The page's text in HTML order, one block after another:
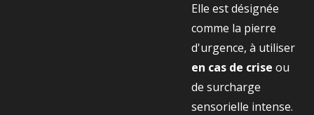
Elle est désignée
comme la pierre
d'urgence, à utiliser
en cas de crise ou
de surcharge
sensorielle intense.